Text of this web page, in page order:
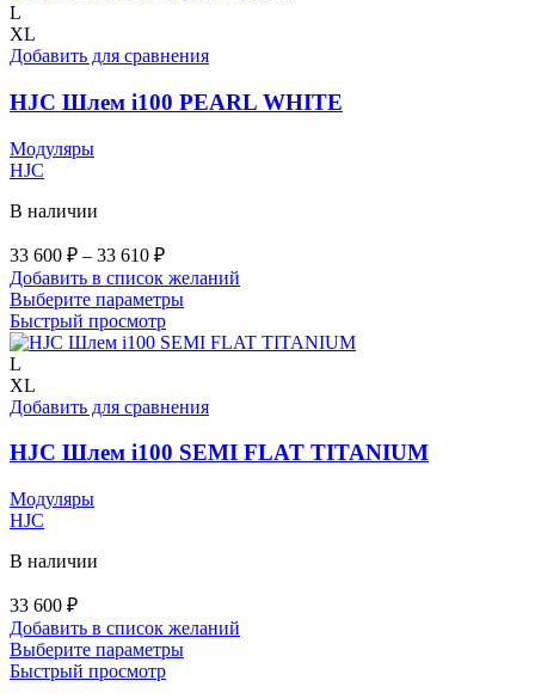
Опции
выбрать
на
L
XL
Добавить для сравнения
HJC Шлем i100 PEARL WHITE
Модуляры
HJC
В наличии
33 600 ₽ – 33 610 ₽Диапазон
цен:
33
600 ₽
–
Добавить в список желаний
Выберите параметрыЭтот
имеет
Опции
выбрать
Быстрый просмотр
L
XL
Добавить для сравнения
HJC Шлем i100 SEMI FLAT TITANIUM
Модуляры
HJC
В наличии
33 600 ₽
Добавить в список желаний
Выберите параметрыЭтот
Быстрый просмотр